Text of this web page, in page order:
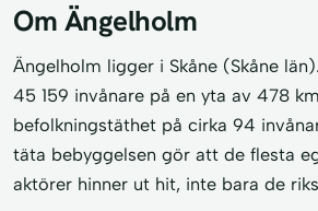
Om Ängelholm
Ängelholm ligger i Skåne (Skåne
45 159 invånare på en yta av 478
befolkningstäthet på cirka 94
täta bebyggelsen gör att de flesta
aktörer hinner ut hit, inte bara de